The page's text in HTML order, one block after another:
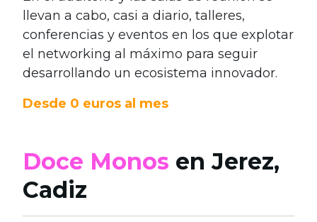
llevan a cabo, casi a diario, talleres,
conferencias y eventos en los que explotar
el networking al máximo para seguir
desarrollando un ecosistema innovador.
Desde 0 euros al mes
Doce Monos en Jerez,
Cadiz